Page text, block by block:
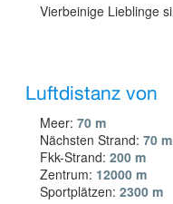
Vierbeinige Lieblinge
Luftdistanz von
Meer: 70 m
Nächsten Strand: 70 m
Fkk-Strand: 200 m
Zentrum: 12000 m
Sportplätzen: 2300 m